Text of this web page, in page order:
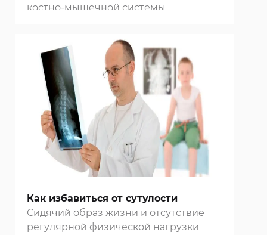
костно-мышечной системы.
Как избавиться от сутулости
Сидячий образ жизни и отсутствие
регулярной физической нагрузки